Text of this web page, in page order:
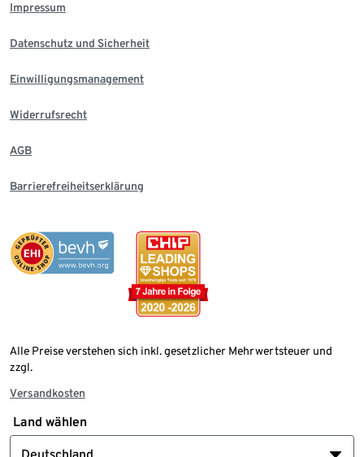
Impressum
Datenschutz und Sicherheit
Einwilligungsmanagement
Widerrufsrecht
AGB
Barrierefreiheitserklärung
Alle Preise verstehen sich inkl. gesetzlicher Mehrwertsteuer und
zzgl.
Versandkosten
Land wählen